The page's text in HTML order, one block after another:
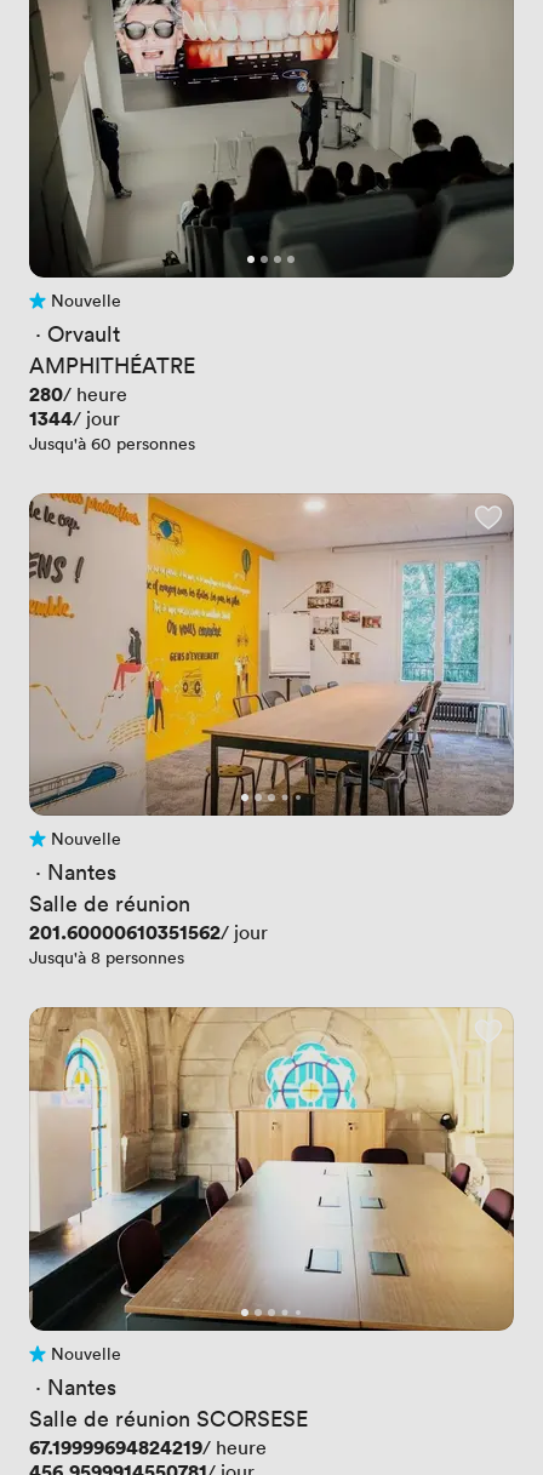
Pas encore d'avis
Nouvelle
· Orvault
AMPHITHÉATRE
Prix
280/ heure
Prix
1344/ jour
Jusqu'à 60 personnes
Pas encore d'avis
Nouvelle
· Nantes
Salle de réunion
Prix
201.60000610351562/ jour
Jusqu'à 8 personnes
Pas encore d'avis
Nouvelle
· Nantes
Salle de réunion SCORSESE
Prix
67.19999694824219/ heure